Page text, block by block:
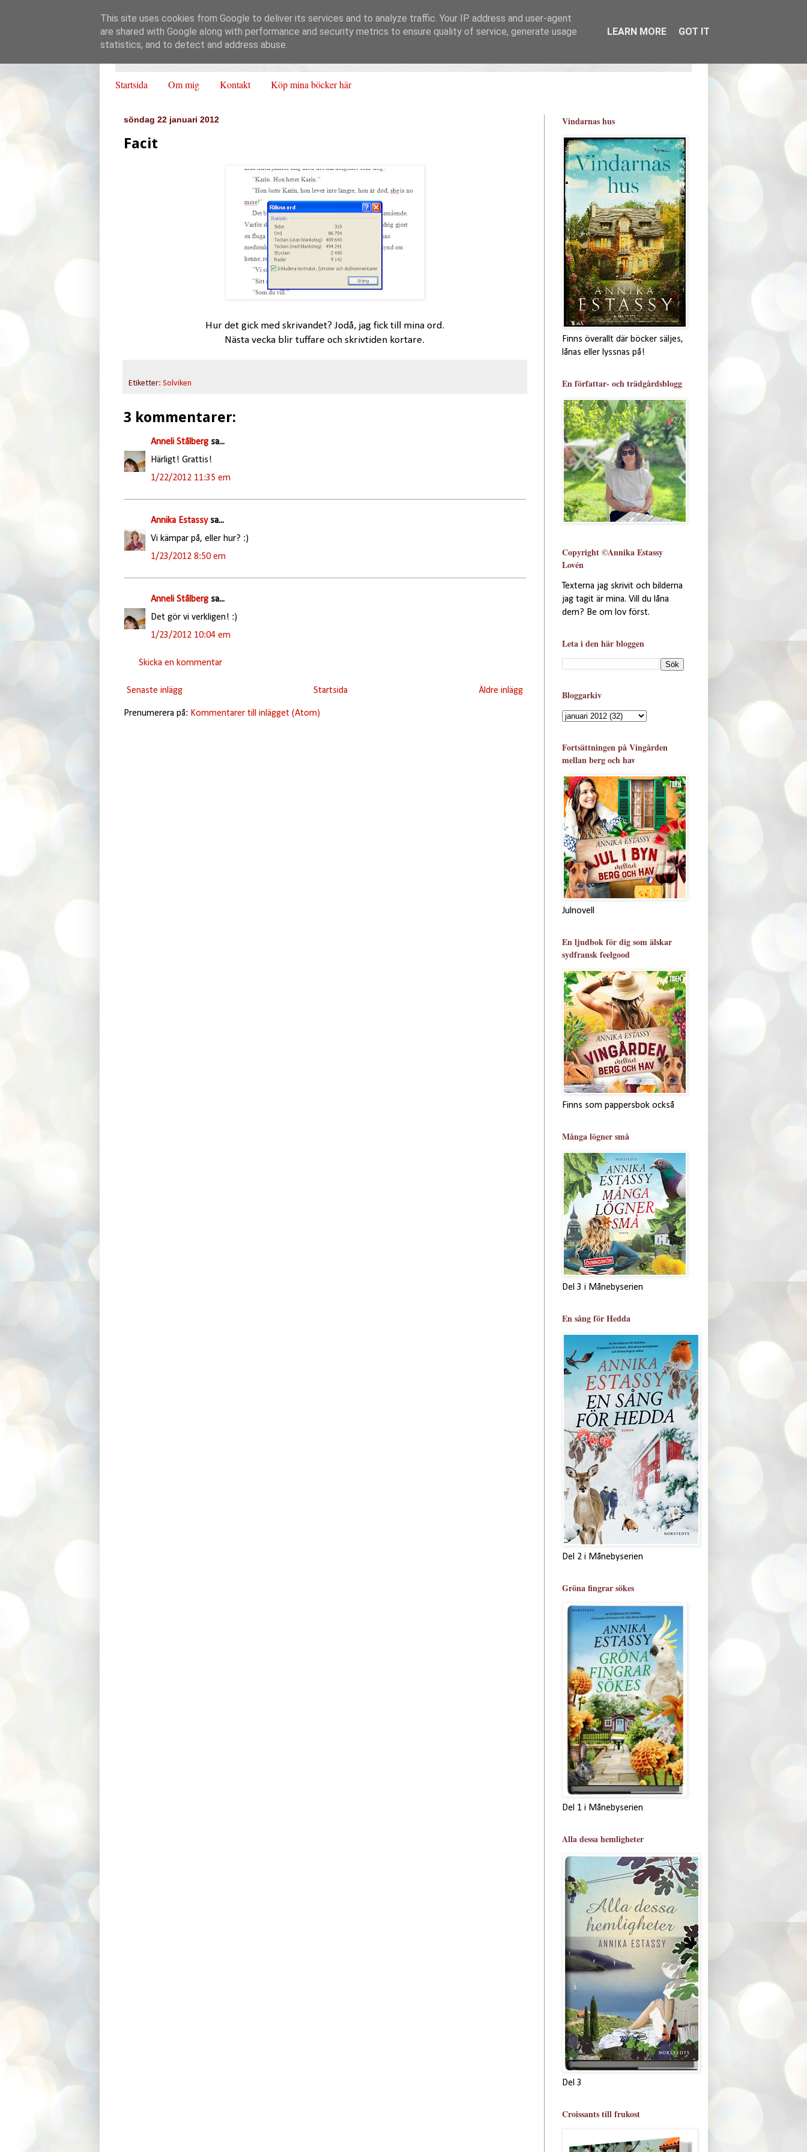
Startsida Om mig Kontakt Köp mina böcker här
söndag 22 januari 2012
Facit
Hur det gick med skrivandet? Jodå, jag fick till mina ord.
Nästa vecka blir tuffare och skrivtiden kortare.
Etiketter: Solviken
3 kommentarer:
Anneli Stålbergsa...
Härligt! Grattis!
1/22/2012 11:35 em
Annika Estassysa...
Vi kämpar på, eller hur? :)
1/23/2012 8:50 em
Anneli Stålbergsa...
Det gör vi verkligen! :)
1/23/2012 10:04 em
Skicka en kommentar
Senaste inlägg Äldre inlägg
Startsida
Prenumerera på: Kommentarer till inlägget (Atom)
Vindarnas hus
Finns överallt där böcker säljes,
lånas eller lyssnas på!
En författar- och trädgårdsblogg
Copyright ©Annika Estassy
Lovén
Texterna jag skrivit och bilderna
jag tagit är mina. Vill du låna
dem? Be om lov först.
Leta i den här bloggen
Bloggarkiv
Fortsättningen på Vingården
mellan berg och hav
Julnovell
En ljudbok för dig som älskar
sydfransk feelgood
Finns som pappersbok också
Många lögner små
Del 3 i Månebyserien
En sång för Hedda
Del 2 i Månebyserien
Gröna fingrar sökes
Del 1 i Månebyserien
Alla dessa hemligheter
Del 3
Croissants till frukost
This site uses cookies from Google to deliver its services and to analyze traffic. Your IP address and user-agent
are shared with Google along with performance and security metrics to ensure quality of service, generate usage
statistics, and to detect and address abuse.
LEARN MORE GOT IT